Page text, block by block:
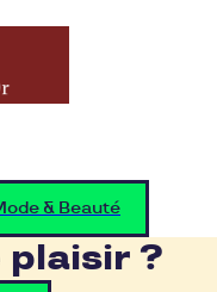
& Beauté
plaisir ?